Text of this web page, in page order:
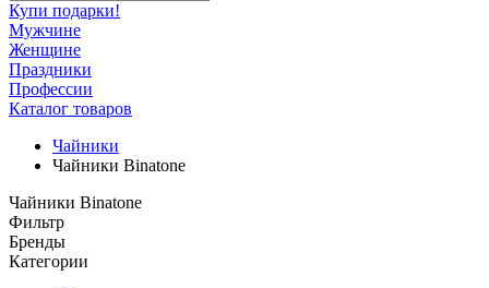
Купи подарки!
Мужчине
Женщине
Праздники
Профессии
Каталог товаров
Чайники
Чайники Binatone
Чайники Binatone
Фильтр
Бренды
Категории